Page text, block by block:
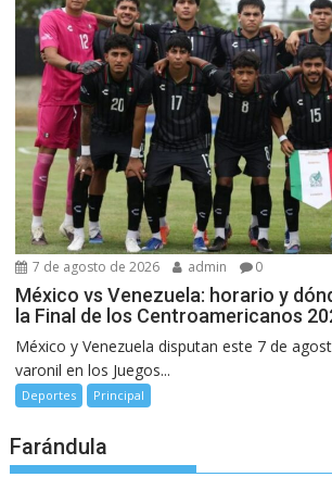
7 de agosto de 2026 admin 0
México vs Venezuela: horario y
la Final de los Centroamericanos
México y Venezuela disputan este 7 de
varonil en los Juegos...
Deportes Principal
Farándula